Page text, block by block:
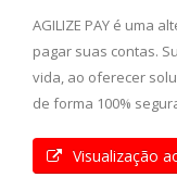
AGILIZE PAY é uma
pagar suas contas.
vida, ao oferecer
de forma 100% segura
Visualização